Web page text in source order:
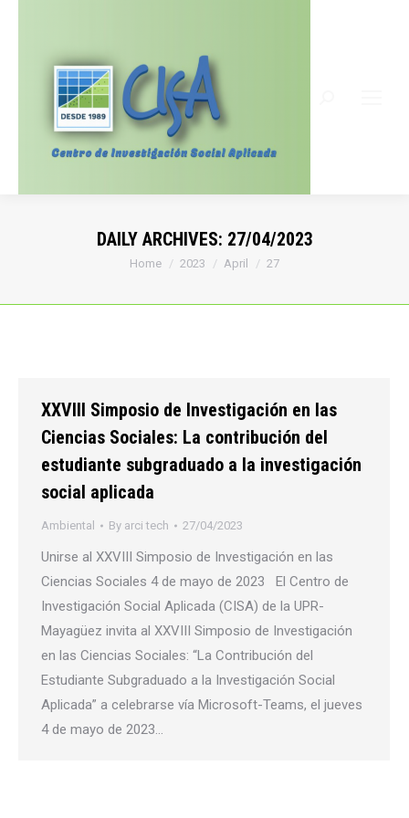
DAILY ARCHIVES: 27/04/2023
You are here:
Home 2023 April 27
XXVIII Simposio de Investigación en las
Ciencias Sociales: La contribución del
estudiante subgraduado a la investigación
social aplicada
Ambiental By arci tech 27/04/2023
Unirse al XXVIII Simposio de Investigación en las
Ciencias Sociales 4 de mayo de 2023 El Centro de
Investigación Social Aplicada (CISA) de la UPR-
Mayagüez invita al XXVIII Simposio de Investigación
en las Ciencias Sociales: “La Contribución del
Estudiante Subgraduado a la Investigación Social
Aplicada” a celebrarse vía Microsoft-Teams, el jueves
4 de mayo de 2023…